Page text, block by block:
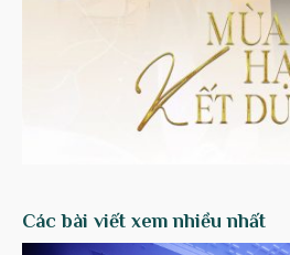
Các bài viết xem nhiều nhất